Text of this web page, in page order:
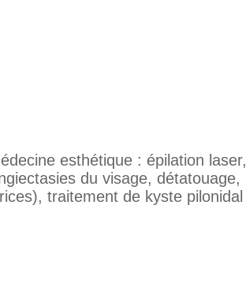
esthétique : épilation laser,
du visage, détatouage,
traitement de kyste pilonidal